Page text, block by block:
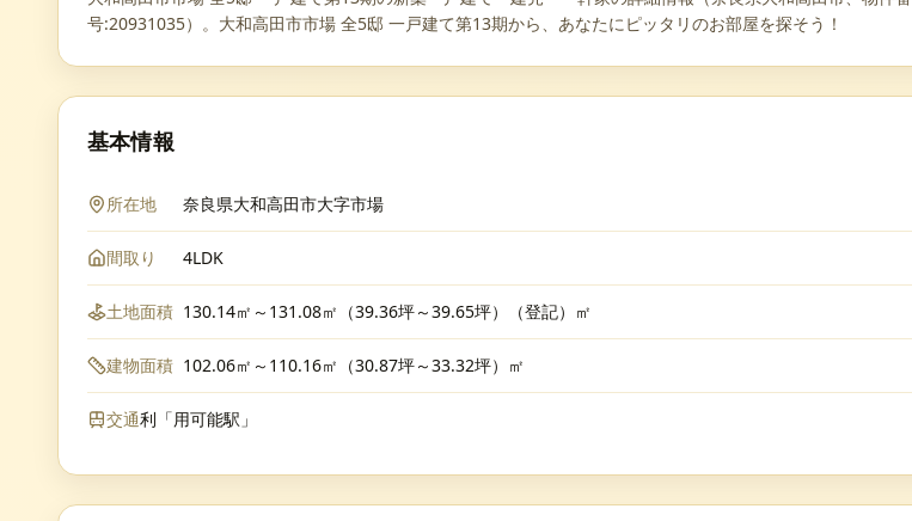
号:20931035）。大和高田市市場 全5邸 一戸建て第13期から、あなたにピッタリのお部屋を探そう！
基本情報
所在地 奈良県大和高田市大字市場
間取り 4LDK
土地面積 130.14㎡～131.08㎡（39.36坪～39.65坪）（登記）㎡
建物面積 102.06㎡～110.16㎡（30.87坪～33.32坪）㎡
交通利「用可能駅」